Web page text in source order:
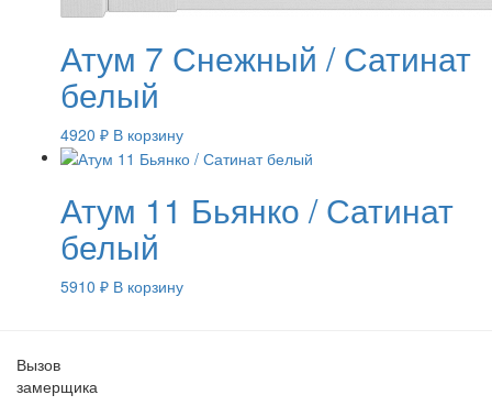
Атум 7 Снежный / Сатинат
белый
4920 ₽ В корзину
Атум 11 Бьянко / Сатинат
белый
5910 ₽ В корзину
Вызов
замерщика